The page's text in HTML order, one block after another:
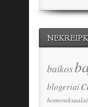
baikos
blogeriai
homoseksualai